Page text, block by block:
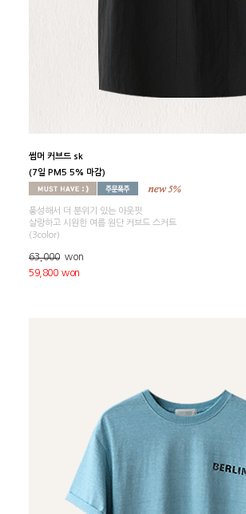
썸머 커브드 sk
(7일 PM5 5% 마감)
풍성해서 더 분위기 있는 아웃핏
살랑하고 시원한 여름 원단 커브드 스커트
(3color)
63,000 won
59,800 won